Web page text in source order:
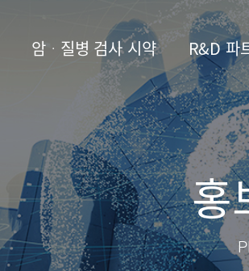
암ᆞ질병 검사 시약 R&D 파
홍